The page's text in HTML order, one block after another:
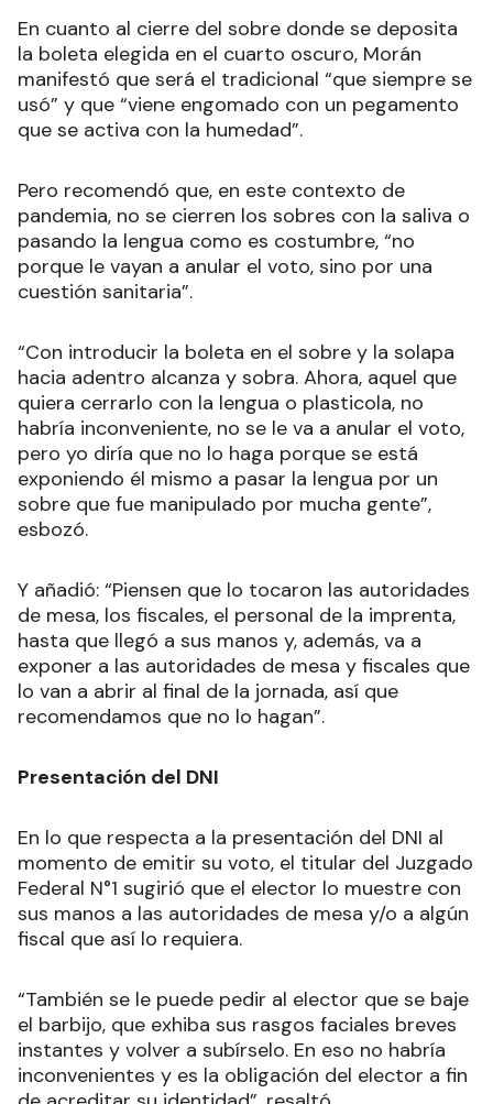
En cuanto al cierre del sobre donde se deposita
la boleta elegida en el cuarto oscuro, Morán
manifestó que será el tradicional “que siempre se
usó” y que “viene engomado con un pegamento
que se activa con la humedad”.
Pero recomendó que, en este contexto de
pandemia, no se cierren los sobres con la saliva o
pasando la lengua como es costumbre, “no
porque le vayan a anular el voto, sino por una
cuestión sanitaria”.
“Con introducir la boleta en el sobre y la solapa
hacia adentro alcanza y sobra. Ahora, aquel que
quiera cerrarlo con la lengua o plasticola, no
habría inconveniente, no se le va a anular el voto,
pero yo diría que no lo haga porque se está
exponiendo él mismo a pasar la lengua por un
sobre que fue manipulado por mucha gente”,
esbozó.
Y añadió: “Piensen que lo tocaron las autoridades
de mesa, los fiscales, el personal de la imprenta,
hasta que llegó a sus manos y, además, va a
exponer a las autoridades de mesa y fiscales que
lo van a abrir al final de la jornada, así que
recomendamos que no lo hagan”.
Presentación del DNI
En lo que respecta a la presentación del DNI al
momento de emitir su voto, el titular del Juzgado
Federal N°1 sugirió que el elector lo muestre con
sus manos a las autoridades de mesa y/o a algún
fiscal que así lo requiera.
“También se le puede pedir al elector que se baje
el barbijo, que exhiba sus rasgos faciales breves
instantes y volver a subírselo. En eso no habría
inconvenientes y es la obligación del elector a fin